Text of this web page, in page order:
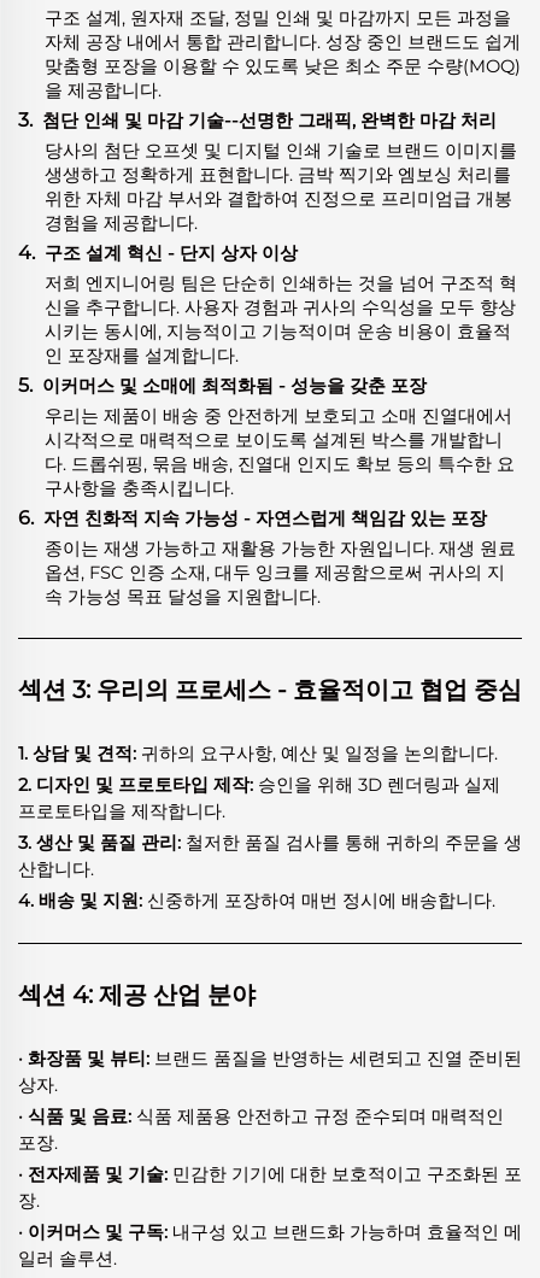
구조 설계, 원자재 조달, 정밀 인쇄 및 마감까지 모든 과정을
자체 공장 내에서 통합 관리합니다. 성장 중인 브랜드도 쉽게
맞춤형 포장을 이용할 수 있도록 낮은 최소 주문 수량(MOQ)
을 제공합니다.
3. 첨단 인쇄 및 마감 기술--선명한 그래픽, 완벽한 마감 처리
당사의 첨단 오프셋 및 디지털 인쇄 기술로 브랜드 이미지를
생생하고 정확하게 표현합니다. 금박 찍기와 엠보싱 처리를
위한 자체 마감 부서와 결합하여 진정으로 프리미엄급 개봉
경험을 제공합니다.
4. 구조 설계 혁신 - 단지 상자 이상
저희 엔지니어링 팀은 단순히 인쇄하는 것을 넘어 구조적 혁
신을 추구합니다. 사용자 경험과 귀사의 수익성을 모두 향상
시키는 동시에, 지능적이고 기능적이며 운송 비용이 효율적
인 포장재를 설계합니다.
5. 이커머스 및 소매에 최적화됨 - 성능을 갖춘 포장
우리는 제품이 배송 중 안전하게 보호되고 소매 진열대에서
시각적으로 매력적으로 보이도록 설계된 박스를 개발합니
다. 드롭쉬핑, 묶음 배송, 진열대 인지도 확보 등의 특수한 요
구사항을 충족시킵니다.
6. 자연 친화적 지속 가능성 - 자연스럽게 책임감 있는 포장
종이는 재생 가능하고 재활용 가능한 자원입니다. 재생 원료
옵션, FSC 인증 소재, 대두 잉크를 제공함으로써 귀사의 지
속 가능성 목표 달성을 지원합니다.
섹션 3: 우리의 프로세스 - 효율적이고 협업 중심
1. 상담 및 견적: 귀하의 요구사항, 예산 및 일정을 논의합니다.
2. 디자인 및 프로토타입 제작: 승인을 위해 3D 렌더링과 실제
프로토타입을 제작합니다.
3. 생산 및 품질 관리: 철저한 품질 검사를 통해 귀하의 주문을 생
산합니다.
4. 배송 및 지원: 신중하게 포장하여 매번 정시에 배송합니다.
섹션 4: 제공 산업 분야
· 화장품 및 뷰티: 브랜드 품질을 반영하는 세련되고 진열 준비된
상자.
· 식품 및 음료: 식품 제품용 안전하고 규정 준수되며 매력적인
포장.
· 전자제품 및 기술: 민감한 기기에 대한 보호적이고 구조화된 포
장.
· 이커머스 및 구독: 내구성 있고 브랜드화 가능하며 효율적인 메
일러 솔루션.